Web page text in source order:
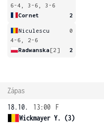
6-4, 3-6, 3-6
Cornet
2
Niculescu
0
4-6, 2-6
Radwanska[2] 2
Zápas
18.10.
13:00
F
Wickmayer Y. (3)